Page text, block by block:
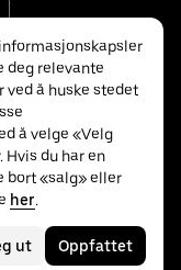
deg relevante
ved å huske stedet
å velge «Velg
Hvis du har en
bort «salg» eller
her.
ut Oppfattet